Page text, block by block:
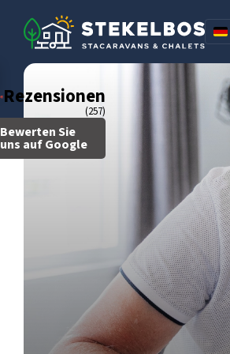
Rezensionen
(257)
Bewerten Sie
uns auf Google